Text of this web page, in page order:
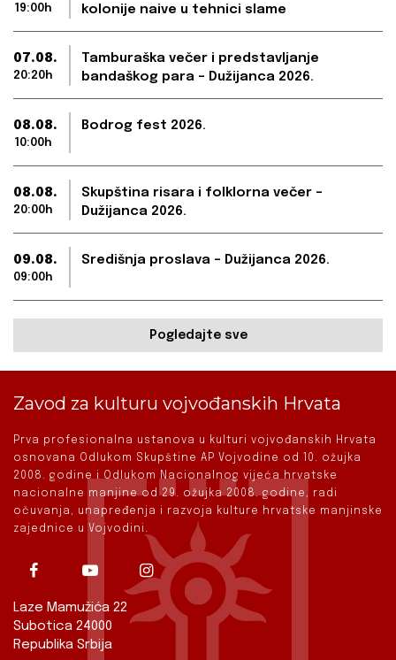
19:00h
kolonije naive u tehnici slame
07.08.
20:20h
Tamburaška večer i predstavljanje
bandaškog para – Dužijanca 2026.
08.08.
10:00h
Bodrog fest 2026.
08.08.
20:00h
Skupština risara i folklorna večer –
Dužijanca 2026.
09.08.
09:00h
Središnja proslava – Dužijanca 2026.
Pogledajte sve
Zavod za kulturu vojvođanskih Hrvata
Prva profesionalna ustanova u kulturi vojvođanskih Hrvata
osnovana Odlukom Skupštine AP Vojvodine od 10. ožujka
2008. godine i Odlukom Nacionalnog vijeća hrvatske
nacionalne manjine od 29. ožujka 2008. godine, radi
očuvanja, unapređenja i razvoja kulture hrvatske manjinske
zajednice u Vojvodini.
Laze Mamužića 22
Subotica 24000
Republika Srbija